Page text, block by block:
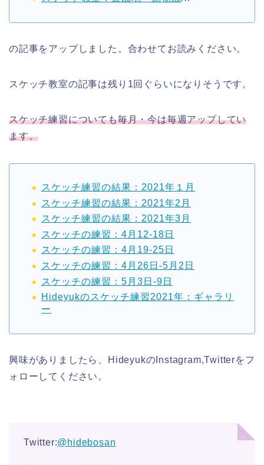
の記事をアップしました。合わせてお読みください。
スケッチ教室の記事は残り1回ぐらいになりそうです。
スケッチ練習についても毎月・今は毎週アップしてい
ます。
スケッチ練習の結果：2021年１月
スケッチ練習の結果：2021年2月
スケッチ練習の結果：2021年3月
スケッチの練習：4月12-18日
スケッチの練習：4月19-25日
スケッチの練習：4月26日-5月2日
スケッチの練習：5月3日-9日
Hideyukのスケッチ練習2021年：ギャラリ
ー
興味がありましたら、HideyukのInstagram,Twitterをフ
ォローしてください。
Twitter:@hidebosan